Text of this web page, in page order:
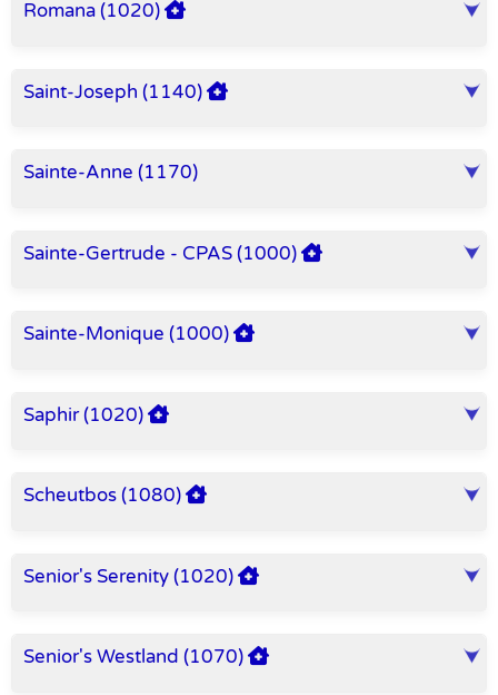
Romana (1020)
Saint-Joseph (1140)
Sainte-Anne (1170)
Sainte-Gertrude - CPAS (1000)
Sainte-Monique (1000)
Saphir (1020)
Scheutbos (1080)
Senior's Serenity (1020)
Senior's Westland (1070)